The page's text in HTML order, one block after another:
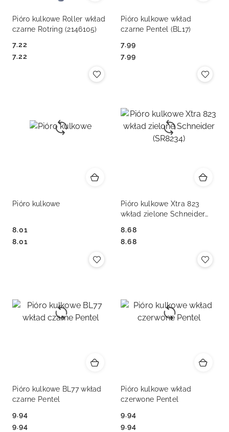
Pióro kulkowe Roller wkład
czarne Rotring (2146105)
Cena:
7.22
Cena:
7.22
Pióro kulkowe wkład
czarne Pentel (BL17)
Cena:
7.99
Cena:
7.99
Pióro kulkowe
Cena:
8.01
Cena:
8.01
Pióro kulkowe Xtra 823
wkład zielone Schneider
Cena:
8.68
Cena:
8.68
Pióro kulkowe BL77 wkład
czarne Pentel
Cena:
9.94
Cena:
9.94
Pióro kulkowe wkład
czerwone Pentel
Cena:
9.94
Cena:
9.94